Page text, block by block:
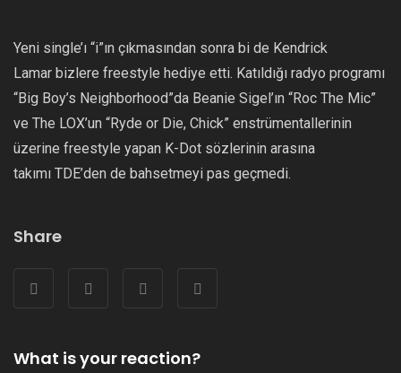
Yeni single’ı “i”ın çıkmasından sonra bi de Kendrick
Lamar bizlere freestyle hediye etti. Katıldığı radyo programı
“Big Boy’s Neighborhood”da Beanie Sigel’ın “Roc The Mic”
ve The LOX’un “Ryde or Die, Chick” enstrümentallerinin
üzerine freestyle yapan K-Dot sözlerinin arasına
takımı TDE’den de bahsetmeyi pas geçmedi.
Share
What is your reaction?